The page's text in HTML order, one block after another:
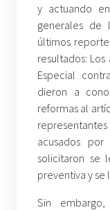
y actuando
generales de
últimos
resultados:
Especial
dieron a
reformas al
acusados
solicitaron se
preventiva y se
Sin